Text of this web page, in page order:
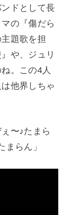
ドとして長
の『傷だら
題歌を担
や、ジュリ
。この4人
他界しちゃ
〜♪たまら
まらん」